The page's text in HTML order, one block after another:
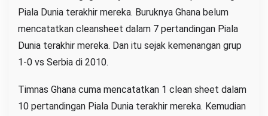
Piala Dunia terakhir mereka. Buruknya Ghana belum
mencatatkan cleansheet dalam 7 pertandingan Piala
Dunia terakhir mereka. Dan itu sejak kemenangan grup
1-0 vs Serbia di 2010.
Timnas Ghana cuma mencatatkan 1 clean sheet dalam
10 pertandingan Piala Dunia terakhir mereka. Kemudian